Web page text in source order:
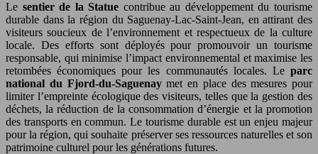
Le sentier de la Statue contribue au développement du tourisme
durable dans la région du Saguenay-Lac-Saint-Jean, en attirant des
visiteurs soucieux de l’environnement et respectueux de la culture
locale. Des efforts sont déployés pour promouvoir un tourisme
responsable, qui minimise l’impact environnemental et maximise les
retombées économiques pour les communautés locales. Le parc
national du Fjord-du-Saguenaymet en place des mesures pour
limiter l’empreinte écologique des visiteurs, telles que la gestion des
déchets, la réduction de la consommation d’énergie et la promotion
des transports en commun. Le tourisme durable est un enjeu majeur
pour la région, qui souhaite préserver ses ressources naturelles et son
patrimoine culturel pour les générations futures.